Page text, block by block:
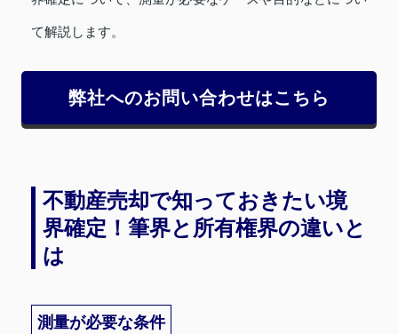
て解説します。
弊社へのお問い合わせはこちら
不動産売却で知っておきたい境
界確定！筆界と所有権界の違いと
は
測量が必要な条件